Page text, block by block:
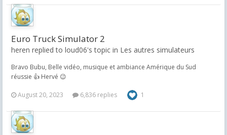
Euro Truck Simulator 2
heren replied to loud06's topic in Les autres simulateurs
Bravo Bubu, Belle vidéo, musique et ambiance Amérique du Sud
réussie 👍 Hervé 😉
August 20, 2023 6,836 replies 1